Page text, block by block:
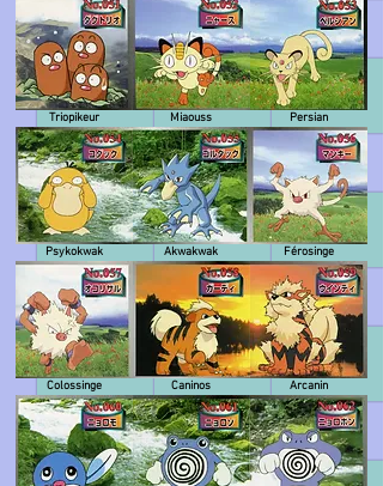
Triopikeur
Psykokwak
Colossinge
Miaouss
Akwakwak
Caninos
Persian
Férosinge
Arcanin